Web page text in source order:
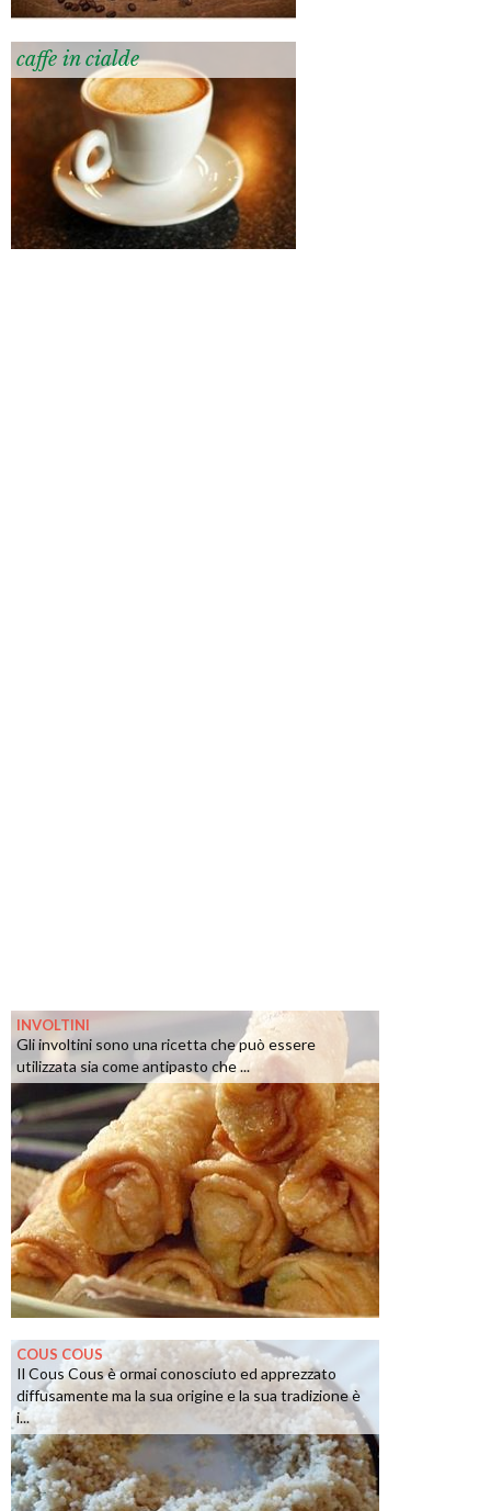
caffe in cialde
INVOLTINI
Gli involtini sono una ricetta che può essere
utilizzata sia come antipasto che ...
COUS COUS
Il Cous Cous è ormai conosciuto ed apprezzato
diffusamente ma la sua origine e la sua tradizione è
i...